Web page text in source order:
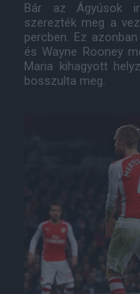
Bár az Ágyúsok
szerezték meg a
percben. Ez
és Wayne Rooney
Maria kihagyott
bosszulta meg.